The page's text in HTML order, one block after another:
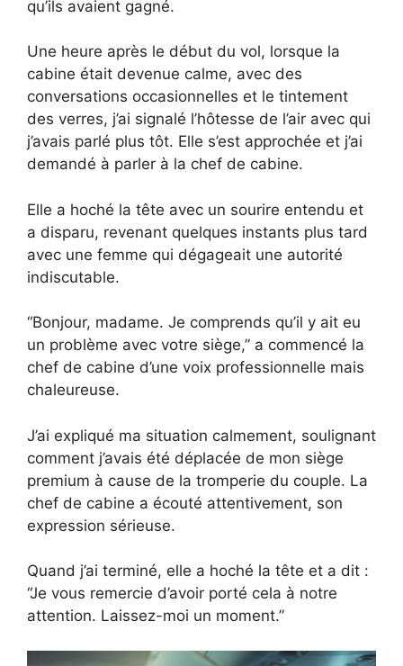
qu’ils avaient gagné.
Une heure après le début du vol, lorsque la
cabine était devenue calme, avec des
conversations occasionnelles et le tintement
des verres, j’ai signalé l’hôtesse de l’air avec qui
j’avais parlé plus tôt. Elle s’est approchée et j’ai
demandé à parler à la chef de cabine.
Elle a hoché la tête avec un sourire entendu et
a disparu, revenant quelques instants plus tard
avec une femme qui dégageait une autorité
indiscutable.
“Bonjour, madame. Je comprends qu’il y ait eu
un problème avec votre siège,” a commencé la
chef de cabine d’une voix professionnelle mais
chaleureuse.
J’ai expliqué ma situation calmement, soulignant
comment j’avais été déplacée de mon siège
premium à cause de la tromperie du couple. La
chef de cabine a écouté attentivement, son
expression sérieuse.
Quand j’ai terminé, elle a hoché la tête et a dit :
“Je vous remercie d’avoir porté cela à notre
attention. Laissez-moi un moment.”